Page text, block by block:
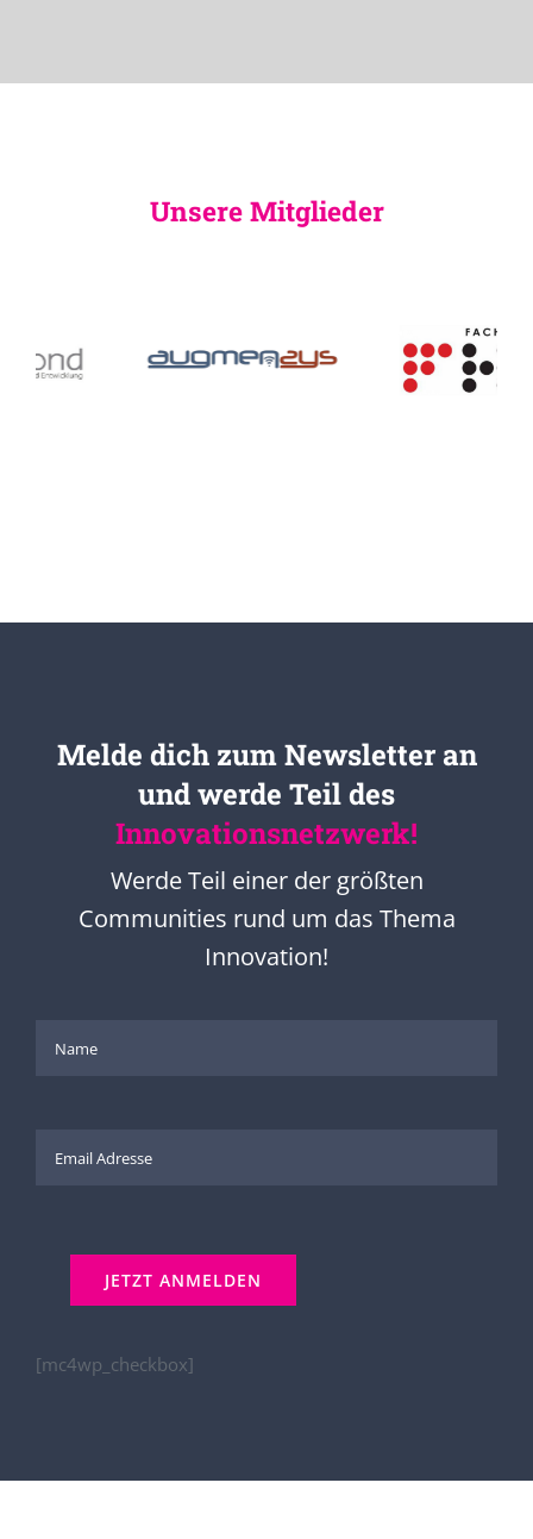
Unsere Mitglieder
Melde dich zum Newsletter an
und werde Teil des
Innovationsnetzwerk!
Werde Teil einer der größten